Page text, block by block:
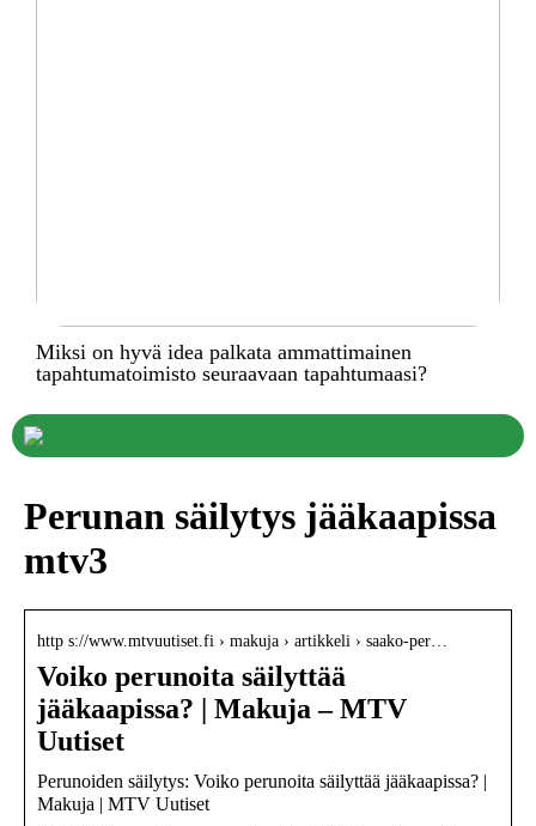
Miksi on hyvä idea palkata ammattimainen
tapahtumatoimisto seuraavaan tapahtumaasi?
Perunan säilytys jääkaapissa
mtv3
http s://www.mtvuutiset.fi › makuja › artikkeli › saako-per…
Voiko perunoita säilyttää
jääkaapissa? | Makuja – MTV
Uutiset
Perunoiden säilytys: Voiko perunoita säilyttää jääkaapissa? |
Makuja | MTV Uutiset